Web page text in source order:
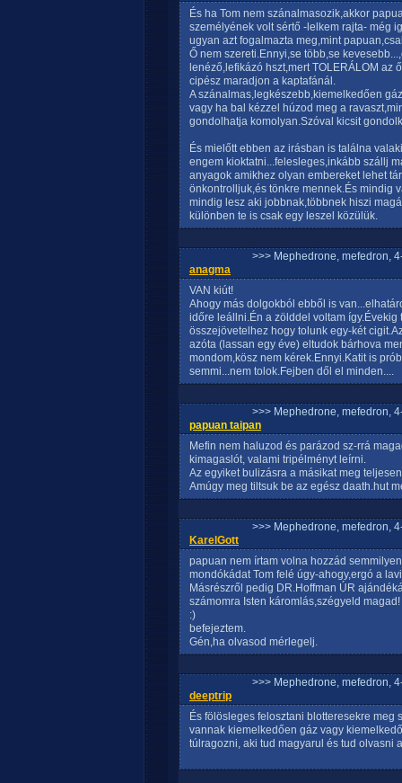
És ha Tom nem szánalmasozik,akkor
személyének volt sértő -lelkem rajta- még
ugyan azt fogalmazta meg,mint
Ő nem szereti.Ennyi,se több,se
lenéző,lefikázó hszt,mert TOLERÁLOM
cipész maradjon a kaptafánál.
A szánalmas,legkészebb,kiemelkedően
vagy ha bal kézzel húzod meg a
gondolhatja komolyan.Szóval kicsit
És mielőtt ebben az irásban is találna
engem kioktatni...felesleges,inkább szállj
anyagok amikhez olyan embereket lehet
önkontrolljuk,és tönkre mennek.És mindig
mindig lesz aki jobbnak,többnek hiszi
különben te is csak egy leszel közülük.
>>> Mephedrone, mefedron,
anagma
VAN kiút!
Ahogy más dolgokból ebből is
időre leállni.Én a zölddel voltam
összejövetelhez hogy tolunk egy-két
azóta (lassan egy éve) eltudok bárhova
mondom,kösz nem kérek.Ennyi.Katit is
semmi...nem tolok.Fejben dől el minden....
>>> Mephedrone, mefedron,
papuan taipan
Mefin nem haluzod és parázod sz-rrá
kimagaslót, valami tripélményt leírni.
Az egyiket bulizásra a másikat meg
Amúgy meg tiltsuk be az egész daath.hut
>>> Mephedrone, mefedron,
KarelGott
papuan nem írtam volna hozzád
mondókádat Tom felé úgy-ahogy,ergó a
Másrészről pedig DR.Hoffman ÚR
számomra Isten káromlás,szégyeld magad!
:)
befejeztem.
Gén,ha olvasod mérlegelj.
>>> Mephedrone, mefedron,
deeptrip
És fölösleges felosztani blotteresekre
vannak kiemelkedően gáz vagy
túlragozni, aki tud magyarul és tud olvasni